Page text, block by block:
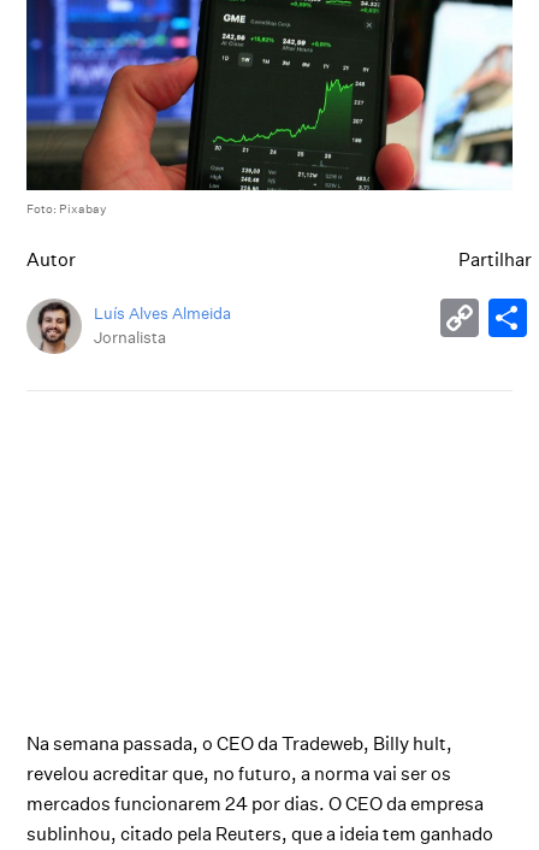
Foto: Pixabay
Autor
Luís Alves Almeida
Jornalista
Partilhar
Na semana passada, o CEO da Tradeweb, Billy hult,
revelou acreditar que, no futuro, a norma vai ser os
mercados funcionarem 24 por dias. O CEO da empresa
sublinhou, citado pela Reuters, que a ideia tem ganhado